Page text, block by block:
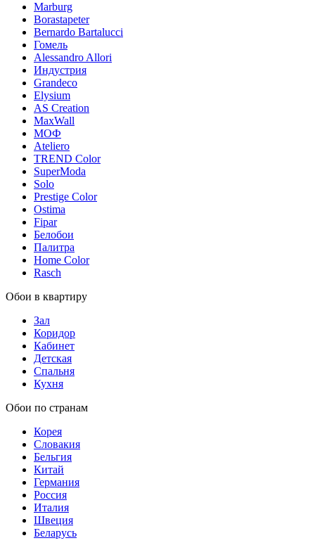
Marburg
Borastapeter
Bernardo Bartalucci
Гомель
Alessandro Allori
Индустрия
Grandeco
Elysium
AS Creation
MaxWall
МОФ
Ateliero
TREND Color
SuperModa
Solo
Prestige Color
Ostima
Fipar
Белобои
Палитра
Home Color
Rasch
Обои в квартиру
Зал
Коридор
Кабинет
Детская
Спальня
Кухня
Обои по странам
Корея
Словакия
Бельгия
Китай
Германия
Россия
Италия
Швеция
Беларусь